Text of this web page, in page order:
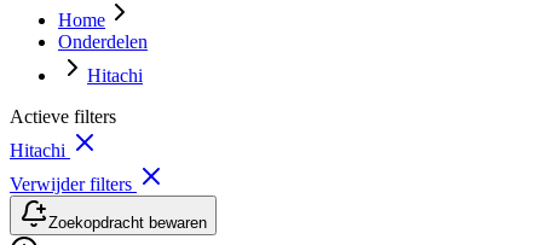
Home
Onderdelen
Hitachi
Actieve filters
Hitachi
Verwijder filters
Zoekopdracht bewaren